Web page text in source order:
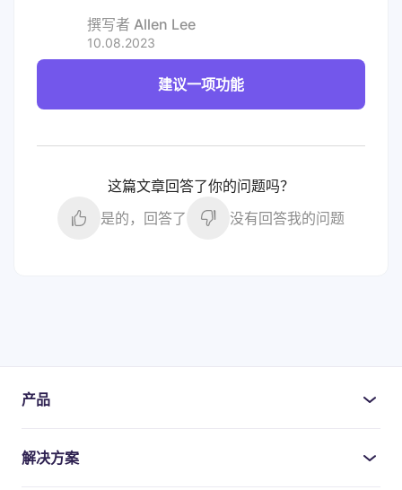
撰写者 Allen Lee
10.08.2023
建议一项功能
这篇文章回答了你的问题吗？
是的，回答了
没有回答我的问题
产品
解决方案